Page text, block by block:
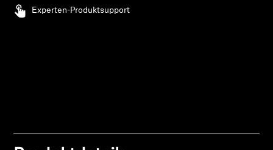
Professionell
Experten-Produktsupport
Ihre zuvor gespeicherten Artikel anzuzeigen.